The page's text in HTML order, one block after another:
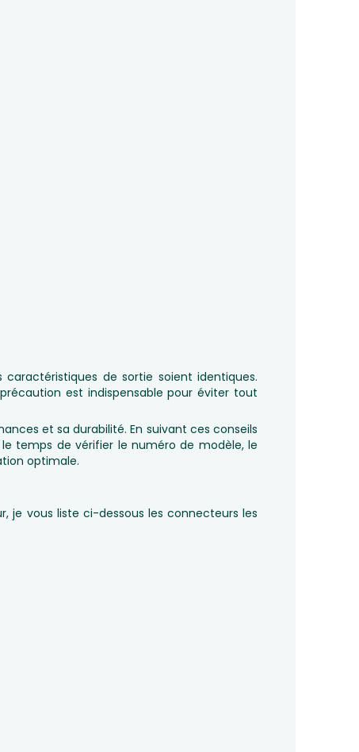
de sortie soient identiques.
est indispensable pour éviter tout
et sa durabilité. En suivant ces conseils
temps de vérifier le numéro de modèle, le
optimale.
je vous liste ci-dessous les connecteurs les